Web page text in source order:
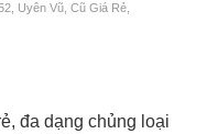
Uyên Vũ, Cũ Giá Rẻ
đa dạng chủng loại